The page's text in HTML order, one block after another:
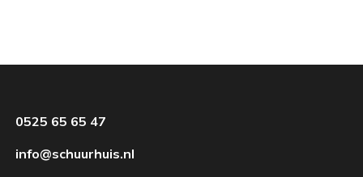
0525 65 65 47
info@schuurhuis.nl